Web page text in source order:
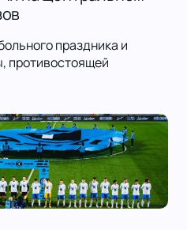
праздника и
противостоящей